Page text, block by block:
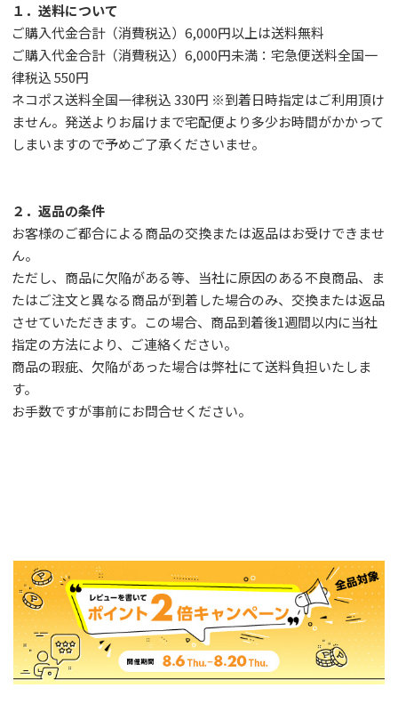
１．送料について
ご購入代金合計（消費税込）6,000円以上は送料無料
ご購入代金合計（消費税込）6,000円未満：宅急便送料全国一
律税込 550円
ネコポス送料全国一律税込 330円 ※到着日時指定はご利用頂け
ません。発送よりお届けまで宅配便より多少お時間がかかって
しまいますので予めご了承くださいませ。
２．返品の条件
お客様のご都合による商品の交換または返品はお受けできませ
ん。
ただし、 商品に欠陥がある等、当社に原因のある不良商品、ま
たはご注文と異なる商品が到着した場合のみ、交換または返品
させていただきます。この場合、商品到着後1週間以内に当社
指定の方法により、ご連絡ください。
商品の瑕疵、欠陥があった場合は弊社にて送料負担いたしま
す。
お手数ですが事前にお問合せください。